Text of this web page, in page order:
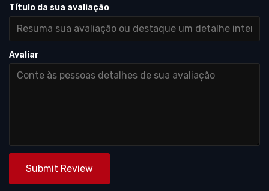
Título da sua avaliação
Avaliar
Submit Review